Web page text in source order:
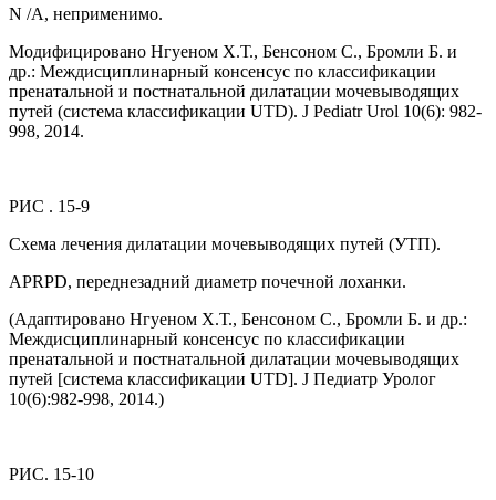
N /A, неприменимо.
Модифицировано Нгуеном Х.Т., Бенсоном С., Бромли Б. и
др.: Междисциплинарный консенсус по классификации
пренатальной и постнатальной дилатации мочевыводящих
путей (система классификации UTD). J Pediatr Urol 10(6): 982-
998, 2014.
РИС . 15-9
Схема лечения дилатации мочевыводящих путей (УТП).
APRPD, переднезадний диаметр почечной лоханки.
(Адаптировано Нгуеном Х.Т., Бенсоном С., Бромли Б. и др.:
Междисциплинарный консенсус по классификации
пренатальной и постнатальной дилатации мочевыводящих
путей [система классификации UTD]. J Педиатр Уролог
10(6):982-998, 2014.)
РИС. 15-10